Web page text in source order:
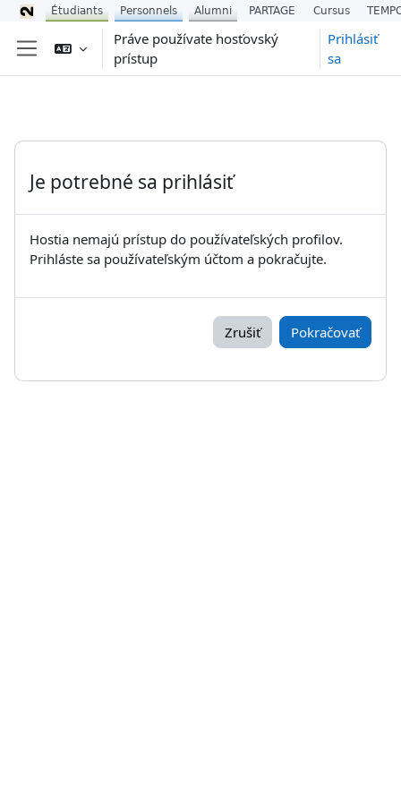
Preskočiť na hlavný obsah
Bočný panel
Práve používate hosťovský
prístup
Prihlásiť
sa
Je potrebné sa prihlásiť
Hostia nemajú prístup do používateľských profilov.
Prihláste sa používateľským účtom a pokračujte.
Zrušiť Pokračovať
Étudiants Personnels Alumni PARTAGE Cursus